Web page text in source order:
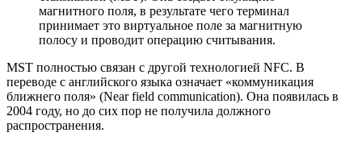
магнитного поля, в результате чего терминал
принимает это виртуальное поле за магнитную
полосу и проводит операцию считывания.
MST полностью связан с другой технологией NFC. В
переводе с английского языка означает «коммуникация
ближнего поля» (Near field communication). Она появилась в
2004 году, но до сих пор не получила должного
распространения.